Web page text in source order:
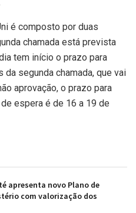
é composto por duas
chamada está prevista
tem início o prazo para
segunda chamada, que vai
aprovação, o prazo para
espera é de 16 a 19 de
apresenta novo Plano de
com valorização dos